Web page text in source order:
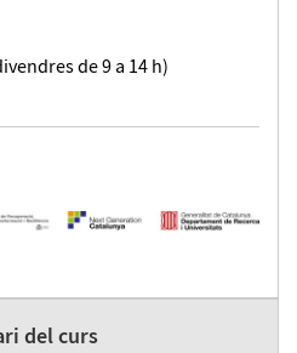
de 9 a 14 h)
del curs